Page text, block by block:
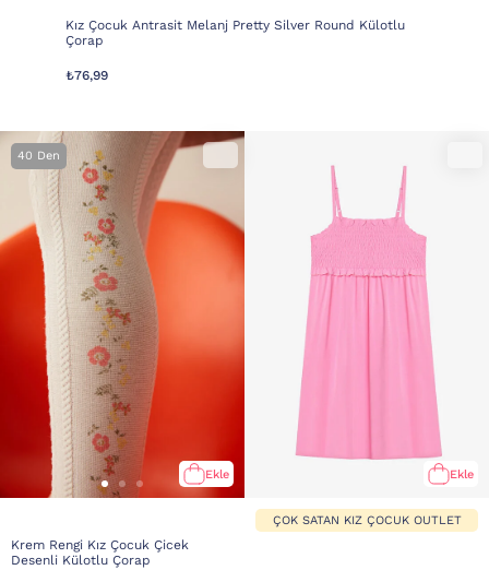
Kız Çocuk Antrasit Melanj Pretty Silver Round Külotlu
Çorap
₺76,99
40 Den
Ekle
Krem Rengi Kız Çocuk Çicek
Desenli Külotlu Çorap
Ekle
ÇOK SATAN KIZ ÇOCUK OUTLET